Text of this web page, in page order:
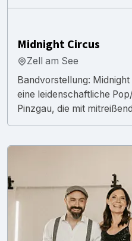
Midnight Circus
Zell am See
Bandvorstellung:
eine leidenschaftliche
Pinzgau, die mit